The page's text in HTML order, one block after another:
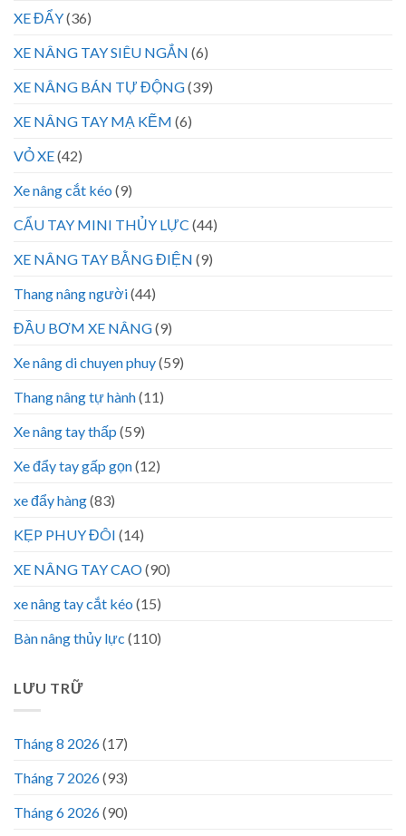
XE ĐẨY(36)
XE NÂNG TAY SIÊU NGẮN (6)
XE NÂNG BÁN TỰ ĐỘNG(39)
XE NÂNG TAY MẠ KẼM (6)
VỎ XE(42)
Xe nâng cắt kéo (9)
CẨU TAY MINI THỦY LỰC (44)
XE NÂNG TAY BẰNG ĐIỆN (9)
Thang nâng người(44)
ĐẦU BƠM XE NÂNG(9)
Xe nâng di chuyen phuy(59)
Thang nâng tự hành(11)
Xe nâng tay thấp (59)
Xe đẩy tay gấp gọn(12)
xe đẩy hàng(83)
KẸP PHUY ĐÔI (14)
XE NÂNG TAY CAO(90)
xe nâng tay cắt kéo (15)
Bàn nâng thủy lực (110)
LƯU TRỮ
Tháng 8 2026(17)
Tháng 7 2026(93)
Tháng 6 2026(90)